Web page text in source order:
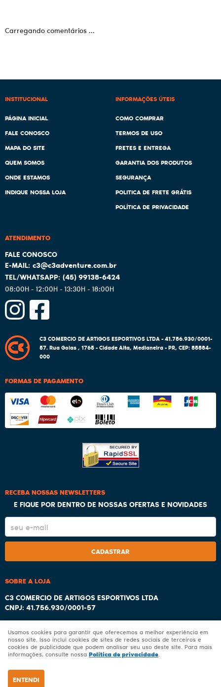
Carregando comentários ...
INSTITUCIONAL
PÁGINA INICIAL
FALE CONOSCO
MAPA DO SITE
QUEM SOMOS
ONDE ESTAMOS
INDIQUE NOSSA LOJA
INFORMAÇÕES ÚTEIS
COMO COMPRAR
TERMOS DE USO
FRETES E ENTREGA
GARANTIA DOS PRODUTOS
SEGURANÇA
POLITICA DE FRETE GRÁTIS
POLÍTICA DE PRIVACIDADE
ATENDIMENTO
(45)99138-6424
08:00H - 12:00H - 13:30H - 18:00H
c3@c3adventure.com.br
C3 COMERCIO DE ARTIGOS ESPORTIVOS LTDA - 41.756.930/0001-
57.Rua Goias , 1765-Cidade Alta, Medianeira-PR, CEP: 85884-
000
FORMAS DE PAGAMENTO
RECEBA NOSSAS NEWSLETTERS
E FIQUE POR DENTRO DE NOSSAS OFERTAS E NOVIDADES
CADASTRAR
SOBRE A LOJA
C3 COMERCIO DE ARTIGOS ESPORTIVOS LTDA
CNPJ: 41.756.930/0001-57
LOJA VIRTUAL CRIADA POR
Usamos cookies para garantir que oferecemos a melhor experiência em
nosso site. Isso inclui cookies de sites de redes sociais de terceiros e
cookies de publicidade que podem analisar seu uso deste site. Para mais
informações, consulte nossa Política de privacidade.
ENTENDI